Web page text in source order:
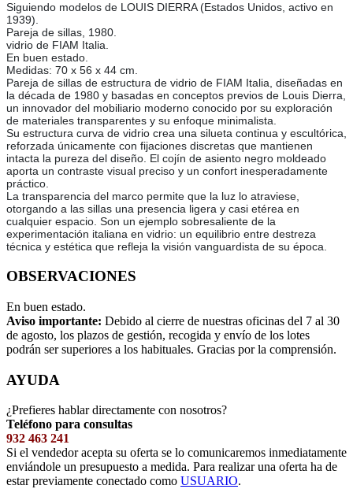
Siguiendo modelos de LOUIS DIERRA (Estados Unidos, activo en
1939).
Pareja de sillas, 1980.
vidrio de FIAM Italia.
En buen estado.
Medidas: 70 x 56 x 44 cm.
Pareja de sillas de estructura de vidrio de FIAM Italia, diseñadas en
la década de 1980 y basadas en conceptos previos de Louis Dierra,
un innovador del mobiliario moderno conocido por su exploración
de materiales transparentes y su enfoque minimalista.
Su estructura curva de vidrio crea una silueta continua y escultórica,
reforzada únicamente con fijaciones discretas que mantienen
intacta la pureza del diseño. El cojín de asiento negro moldeado
aporta un contraste visual preciso y un confort inesperadamente
práctico.
La transparencia del marco permite que la luz lo atraviese,
otorgando a las sillas una presencia ligera y casi etérea en
cualquier espacio. Son un ejemplo sobresaliente de la
experimentación italiana en vidrio: un equilibrio entre destreza
técnica y estética que refleja la visión vanguardista de su época.
OBSERVACIONES
En buen estado.
Aviso importante: Debido al cierre de nuestras oficinas del 7 al 30
de agosto, los plazos de gestión, recogida y envío de los lotes
podrán ser superiores a los habituales. Gracias por la comprensión.
AYUDA
¿Prefieres hablar directamente con nosotros?
Teléfono para consultas
932 463 241
Si el vendedor acepta su oferta se lo comunicaremos inmediatamente
enviándole un presupuesto a medida. Para realizar una oferta ha de
estar previamente conectado como USUARIO.